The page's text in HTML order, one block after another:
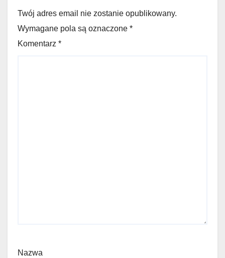
Twój adres email nie zostanie opublikowany.
Wymagane pola są oznaczone *
Komentarz *
Nazwa